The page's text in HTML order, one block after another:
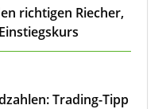
richtigen Riecher,
Trading-Tipp